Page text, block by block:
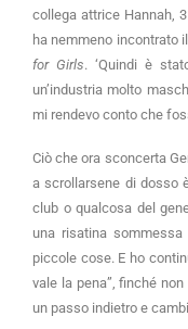
collega attrice Hannah,
ha nemmeno incontrato
for Girls. ‘Quindi è
un’industria molto
mi rendevo conto che
Ciò che ora sconcerta
a scrollarsene di dosso
club o qualcosa del
una risatina sommessa
piccole cose. E ho
vale la pena”, finché
un passo indietro e